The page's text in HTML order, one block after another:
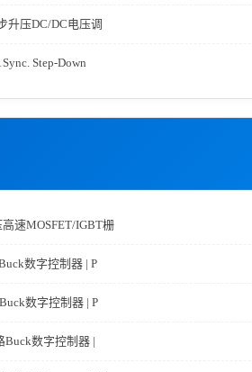
升压DC/DC电压调
Step-Down
速MOSFET/IGBT栅
数字控制器 | P
数字控制器 | P
Buck数字控制器 |